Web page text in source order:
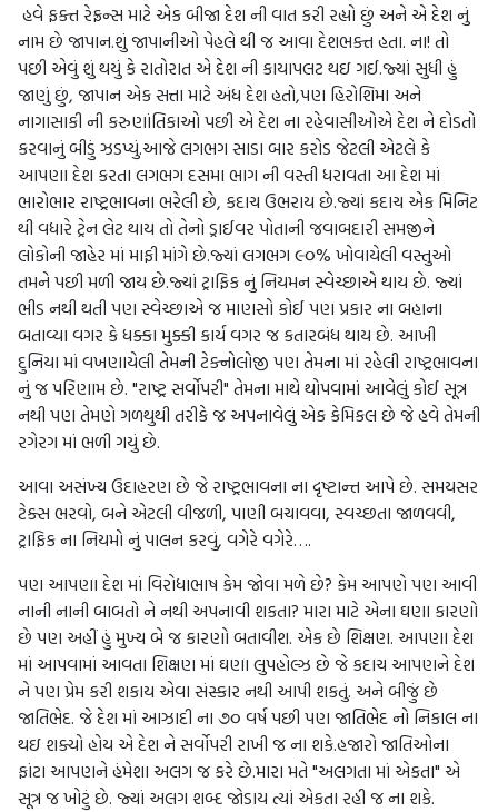
હવે ફક્ત રેફ્રન્સ માટે એક બીજા દેશ ની વાત કરી રહ્યો છું અને એ દેશ નું
નામ છે જાપાન.શું જાપાનીઓ પેહલે થી જ આવા દેશભક્ત હતા. ના! તો
પછી એવું શું થયું કે રાતોરાત એ દેશ ની કાયાપલટ થઇ ગઈ.જ્યાં સુધી હું
જાણું છું, જાપાન એક સત્તા માટે અંધ દેશ હતો,પણ હિરોશિમા અને
નાગાસાકી ની કરુણાંતિકાઓ પછી એ દેશ ના રહેવાસીઓએ દેશ ને દોડતો
કરવાનું બીડું ઝડપ્યું.આજે લગભગ સાડા બાર કરોડ જેટલી એટલે કે
આપણા દેશ કરતા લગભગ દસમા ભાગ ની વસ્તી ધરાવતા આ દેશ માં
ભારોભાર રાષ્ટ્રભાવના ભરેલી છે, કદાચ ઉભરાય છે.જ્યાં કદાચ એક મિનિટ
થી વધારે ટ્રેન લેટ થાય તો તેનો ડ્રાઈવર પોતાની જવાબદારી સમજીને
લોકોની જાહેર માં માફી માંગે છે.જ્યાં લગભગ ૯૦% ખોવાયેલી વસ્તુઓ
તમને પછી મળી જાય છે.જ્યાં ટ્રાફિક નું નિયમન સ્વેચ્છાએ થાય છે. જ્યાં
ભીડ નથી થતી પણ સ્વેચ્છાએ જ માણસો કોઈ પણ પ્રકાર ના બહાના
બતાવ્યા વગર કે ધક્કા મુક્કી કાર્ય વગર જ કતારબંધ થાય છે. આખી
દુનિયા માં વખણાયેલી તેમની ટેક્નોલોજી પણ તેમના માં રહેલી રાષ્ટ્રભાવના
નું જ પરિણામ છે. "રાષ્ટ્ર સર્વોપરી" તેમના માથે થોપવામાં આવેલું કોઈ સૂત્ર
નથી પણ તેમણે ગળથુથી તરીકે જ અપનાવેલું એક કેમિકલ છે જે હવે તેમની
રગેરગ માં ભળી ગયું છે.
આવા અસંખ્ય ઉદાહરણ છે જે રાષ્ટ્રભાવના ના દૃષ્ટાન્ત આપે છે. સમયસર
ટેક્સ ભરવો, બને એટલી વીજળી, પાણી બચાવવા, સ્વચ્છતા જાળવવી,
ટ્રાફિક ના નિયમો નું પાલન કરવું, વગેરે વગેરે….
પણ આપણા દેશ માં વિરોધાભાષ કેમ જોવા મળે છે? કેમ આપણે પણ આવી
નાની નાની બાબતો ને નથી અપનાવી શકતા? મારા માટે એના ઘણા કારણો
છે પણ અહીં હું મુખ્ય બે જ કારણો બતાવીશ. એક છે શિક્ષણ. આપણા દેશ
માં આપવામાં આવતા શિક્ષણ માં ઘણા લુપહોલ્ઝ છે જે કદાચ આપણને દેશ
ને પણ પ્રેમ કરી શકાય એવા સંસ્કાર નથી આપી શકતું. અને બીજું છે
જાતિભેદ. જે દેશ માં આઝાદી ના ૭૦ વર્ષ પછી પણ જાતિભેદ નો નિકાલ ના
થઇ શક્યો હોય એ દેશ ને સર્વોપરી રાખી જ ના શકે.હજારો જાતિઓના
ફાંટા આપણને હંમેશા અલગ જ કરે છે.મારા મતે "અલગતા માં એકતા" એ
સૂત્ર જ ખોટું છે. જ્યાં અલગ શબ્દ જોડાય ત્યાં એકતા રહી જ ના શકે.